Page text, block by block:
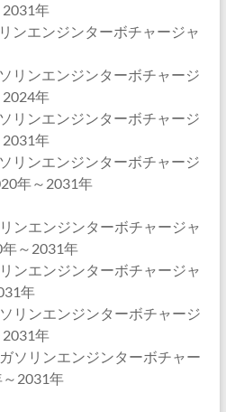
年
ンエンジンターボチャージャ
ンエンジンターボチャージ
年
ンエンジンターボチャージ
年
ンエンジンターボチャージ
年～2031年
エンジンターボチャージャ
～2031年
エンジンターボチャージャ
年
ンエンジンターボチャージ
年
リンエンジンターボチャー
2031年